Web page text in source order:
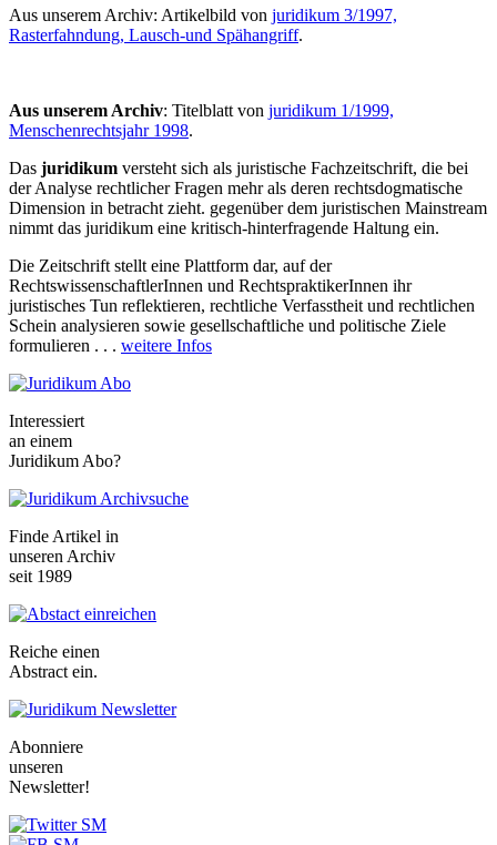
Aus unserem Archiv: Artikelbild von juridikum 3/1997,
Rasterfahndung, Lausch-und Spähangriff.
Aus unserem Archiv: Titelblatt von juridikum 1/1999,
Menschenrechtsjahr 1998.
Das juridikum versteht sich als juristische Fachzeitschrift, die bei
der Analyse rechtlicher Fragen mehr als deren rechtsdogmatische
Dimension in betracht zieht. gegenüber dem juristischen Mainstream
nimmt das juridikum eine kritisch-hinterfragende Haltung ein.
Die Zeitschrift stellt eine Plattform dar, auf der
RechtswissenschaftlerInnen und RechtspraktikerInnen ihr
juristisches Tun reflektieren, rechtliche Verfasstheit und rechtlichen
Schein analysieren sowie gesellschaftliche und politische Ziele
formulieren . . . weitere Infos
Interessiert
an einem
Juridikum Abo?
Finde Artikel in
unseren Archiv
seit 1989
Reiche einen
Abstract ein.
Abonniere
unseren
Newsletter!